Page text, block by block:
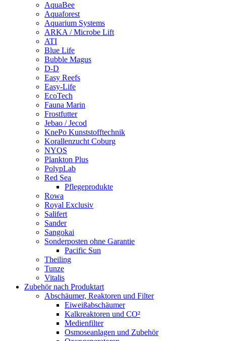
AquaBee
Aquaforest
Aquarium Systems
ARKA / Microbe Lift
ATI
Blue Life
Bubble Magus
D-D
Easy Reefs
Easy-Life
EcoTech
Fauna Marin
Frostfutter
Jebao / Jecod
KnePo Kunststofftechnik
Korallenzucht Coburg
NYOS
Plankton Plus
PolypLab
Red Sea
Pflegeprodukte
Rowa
Royal Exclusiv
Salifert
Sander
Sangokai
Sonderposten ohne Garantie
Pacific Sun
Theiling
Tunze
Vitalis
Zubehör nach Produktart
Abschäumer, Reaktoren und Filter
Eiweißabschäumer
Kalkreaktoren und CO²
Medienfilter
Osmoseanlagen und Zubehör